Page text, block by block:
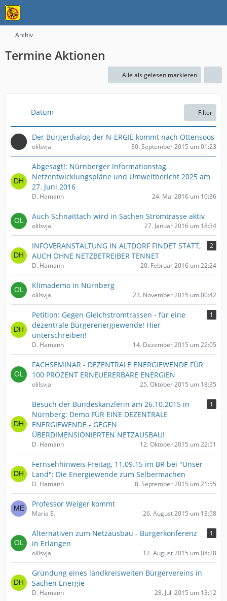
Archiv
Termine Aktionen
Alle als gelesen markieren
Datum Filter
Der Bürgerdialog der N-ERGIE kommt nach Ottensoos
olilsvja 30. September 2015 um 01:23
Abgesagt!: Nürnberger Informationstag
Netzentwicklungspläne und Umweltbericht 2025 am
27. Juni 2016
D. Hamann 24. Mai 2016 um 10:36
Auch Schnaittach wird in Sachen Stromtrasse aktiv
olilsvja 27. Januar 2016 um 18:34
INFOVERANSTALTUNG IN ALTDORF FINDET STATT,
AUCH OHNE NETZBETREIBER TENNET
2
D. Hamann 20. Februar 2016 um 22:24
Klimademo in Nürnberg
olilsvja 23. November 2015 um 00:42
Petition: Gegen Gleichstromtrassen - für eine
dezentrale Bürgerenergiewende! Hier
unterschreiben!
1
D. Hamann 14. Dezember 2015 um 22:05
FACHSEMINAR - DEZENTRALE ENERGIEWENDE FÜR
100 PROZENT ERNEUERERBARE ENERGIEN
olilsvja 25. Oktober 2015 um 18:35
Besuch der Bundeskanzlerin am 26.10.2015 in
Nürnberg: Demo FÜR EINE DEZENTRALE
ENERGIEWENDE - GEGEN
ÜBERDIMENSIONIERTEN NETZAUSBAU!
1
D. Hamann 12. Oktober 2015 um 22:51
Fernsehhinweis Freitag, 11.09.15 im BR bei "Unser
Land": Die Energiewende zum Selbermachen
D. Hamann 8. September 2015 um 21:55
Professor Weiger kommt
Maria E. 26. August 2015 um 13:58
Alternativen zum Netzausbau - Bürgerkonferenz
in Erlangen
1
olilsvja 12. August 2015 um 08:28
Gründung eines landkreisweiten Bürgervereins in
Sachen Energie
D. Hamann 28. Juli 2015 um 13:12